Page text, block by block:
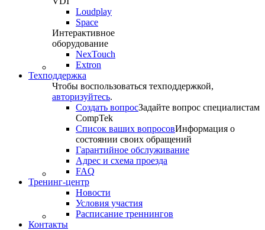
Loudplay
Space
Интерактивное
оборудование
NexTouch
Extron
Техподдержка
Чтобы воспользоваться техподдержкой,
авторизуйтесь.
Создать вопросЗадайте вопрос специалистам
CompTek
Список ваших вопросовИнформация о
состоянии своих обращений
Гарантийное обслуживание
Адрес и схема проезда
FAQ
Тренинг-центр
Новости
Условия участия
Расписание треннингов
Контакты